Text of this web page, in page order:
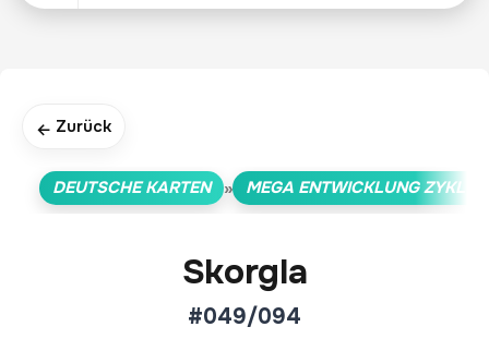
← Zurück
DEUTSCHE KARTEN » MEGA ENTWICKLUNG ZYKLUS
Skorgla
#049/094